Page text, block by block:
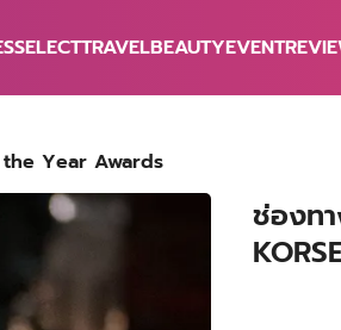
SELECTTRAVELBEAUTYEVENT
the Year Awards
ช่องท